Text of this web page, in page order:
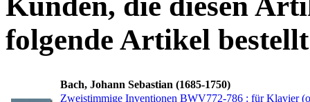
folgende Artikel
Bach, Johann Sebastian (1685-1750)
Zweistimmige Inventionen BWV772-786 : für Klavier